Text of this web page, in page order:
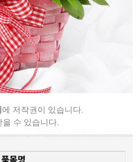
에 저작권이 있습니다.
을 수 있습니다.